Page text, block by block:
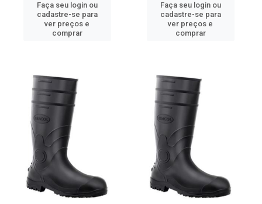
Faça seu login ou
cadastre-se para
ver preços e
comprar
Faça seu login ou
cadastre-se para
ver preços e
comprar